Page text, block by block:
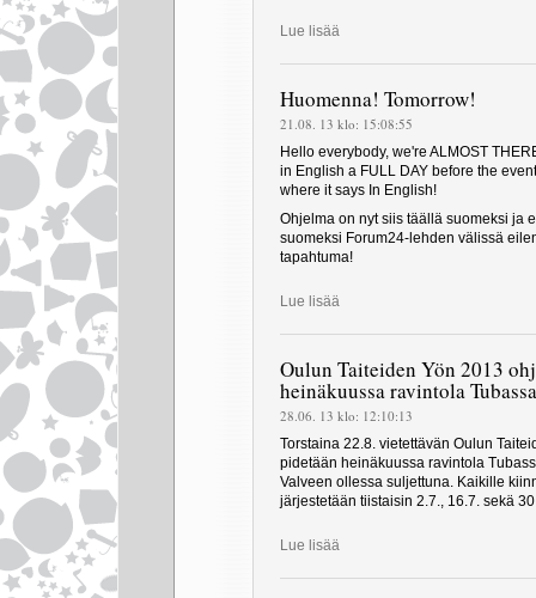
Lue lisää
Huomenna! Tomorrow!
21.08. 13 klo: 15:08:55
Hello everybody, we're ALMOST
in English a FULL DAY before the
where it says In English!
Ohjelma on nyt siis täällä suomeksi ja
suomeksi Forum24-lehden välissä
tapahtuma!
Lue lisää
Oulun Taiteiden Yön 2013
heinäkuussa ravintola Tubassa
28.06. 13 klo: 12:10:13
Torstaina 22.8. vietettävän Oulun
pidetään heinäkuussa ravintola
Valveen ollessa suljettuna. Kaikille
järjestetään tiistaisin 2.7., 16.7. sekä
Lue lisää